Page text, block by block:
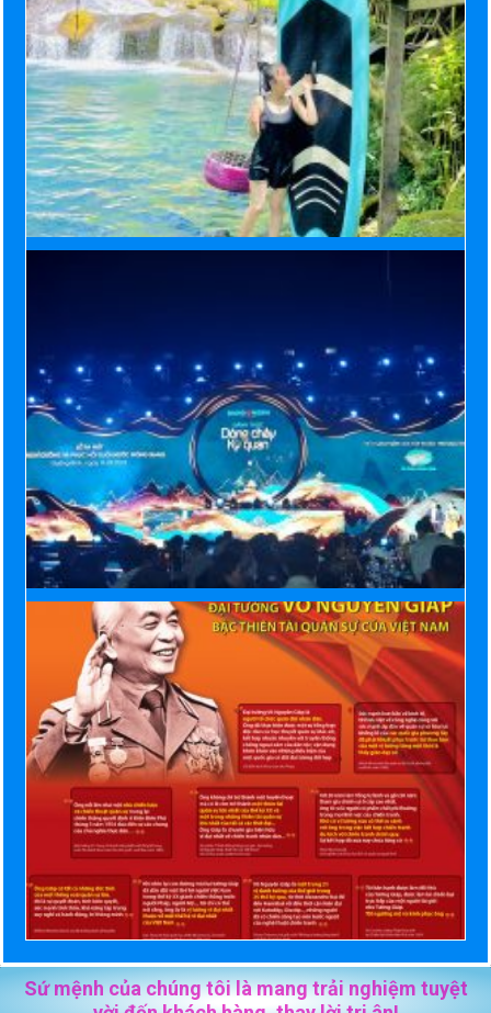
Sứ mệnh của chúng tôi là mang trải nghiệm tuyệt